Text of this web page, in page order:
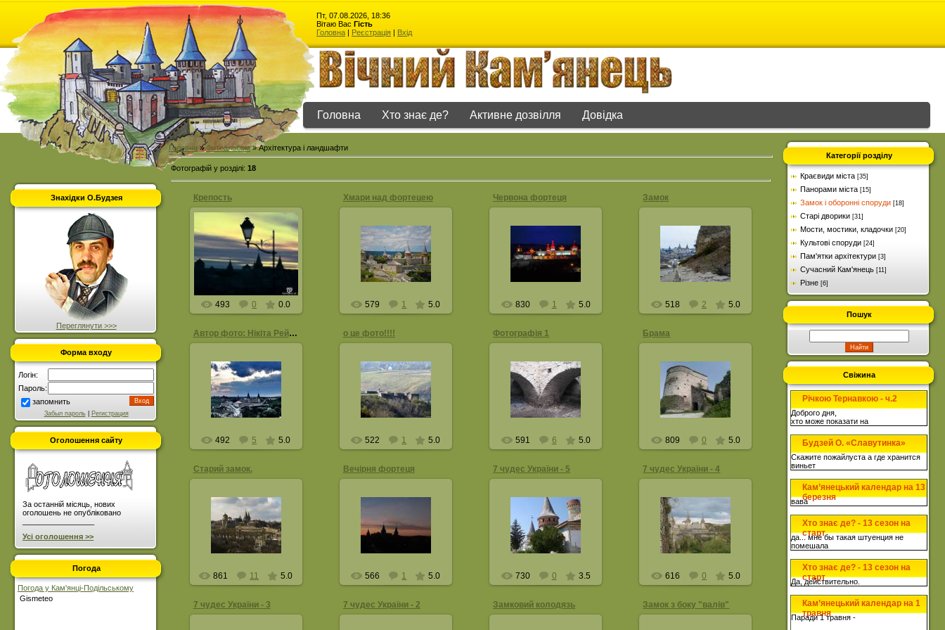
Пт, 07.08.2026, 18:36
Вітаю Вас Гість
Головна | Реєстрація | Вхід
Головна Хто знає де? Активне дозвілля Довідка
Знахідки О.Будзея
Переглянути >>>
Форма входу
Логін:
Пароль:
запомнить
Забыл пароль| Регистрация
Оголошення сайту
За останній місяць, нових
оголошень не опубліковано
Усі оголошення >>
Погода
Погода у Кам'янці-Подільському
Gismeteo
Головна»Фотоальбом» Архітектура і ландшафти
Фотографій у розділі: 18
Крепость
09.06.2015
Фото: Левчук Денис
resident
493 0 0.0
Хмари над фортецею
15.12.2013
Фото: Леонід Повар
13.07.2013
leonc
579 1 5.0
Червона фортеця
Фото: Леонід Повар
26.11.2013
830 1 5.0
Замок
16.04.2013
Фото: Леонід Повар
07.03.2013
leonc
518 2 5.0
Автор фото: Нікіта Рейда
16.04.2013
Гарно ж, правда?
LeNka
492 5 5.0
о це фото!!!!
12.12.2012
незвичний ракурс саме
очима туриста якогось
Dimboy
522 1 5.0
Фотографія 1
30.07.2012
Всі знають де?
Kobzar
591 6 5.0
Брама
29.07.2012
leonc
809 0 5.0
Старий замок.
17.06.2012
Небанальний ракурс.
Kobzar
861 11 5.0
Вечірня фортеця
21.04.2012
Slash
566 1 5.0
7 чудес України - 5
Фото з презентації
Кам'янця в Всеукраїнськії
акції «7 чудес України:
замки, фортеці, палаци»,
де Кам'янець ввійшов
до...
KamPod
730 0 3.5
7 чудес України - 4
Фото з презентації
Кам'янця в Всеукраїнськії
акції «7 чудес України:
замки, фортеці, палаци»,
де Кам'янець ввійшов
до...
KamPod
616 0 5.0
7 чудес України - 3 7 чудес України - 2 Замковий колодязь Замок з боку "валів"
Категорії розділу
Краєвиди міста [35]
Панорами міста [15]
Замок і оборонні споруди [18]
Старі дворики [31]
Мости, мостики, кладочки [20]
Культові споруди [24]
Пам'ятки архітектури [3]
Сучасний Кам'янець [11]
Різне [6]
Пошук
Свіжина
Річкою Тернавкою - ч.2
Доброго дня,
хто може показати на
Будзей О. «Славутинка»
Скажите пожайлуста а где хранится
виньет
Кам’янецький календар на 13
березня
вава
Хто знає де? - 13 сезон на
старт
да... мне бы такая штуенция не
помешала
Хто знає де? - 13 сезон на
старт
Да, действительно.
Кам’янецький календар на 1
травня
Паради 1 травня -